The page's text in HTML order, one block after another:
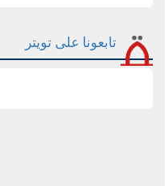
تابعونا على تويتر